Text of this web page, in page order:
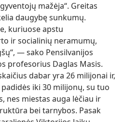
mažėja“. Greitas
daugybę sunkumų.
kuriuose apstu
ir socialinių neramumų,
— sako Pensilvanijos
profesorius Daglas Masis.
dabar yra 26 milijonai ir,
iki 30 milijonų, su tuo
nes miestas auga lėčiau ir
bei tarnybos. Pasak